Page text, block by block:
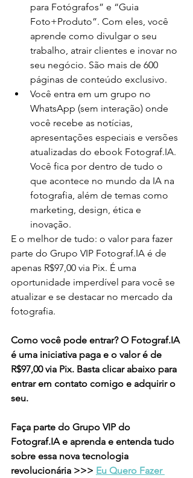
para Fotógrafos” e “Guia
Foto+Produto”. Com eles, você
aprende como divulgar o seu
trabalho, atrair clientes e inovar no
seu negócio. São mais de 600
páginas de conteúdo exclusivo.
Você entra em um grupo no
WhatsApp (sem interação) onde
você recebe as notícias,
apresentações especiais e versões
atualizadas do ebook Fotograf.IA.
Você fica por dentro de tudo o
que acontece no mundo da IA na
fotografia, além de temas como
marketing, design, ética e
inovação.
E o melhor de tudo: o valor para fazer
parte do Grupo VIP Fotograf.IA é de
apenas R$97,00 via Pix. É uma
oportunidade imperdível para você se
atualizar e se destacar no mercado da
fotografia.
Como você pode entrar? O Fotograf.IA
é uma iniciativa paga e o valor é de
R$97,00 via Pix. Basta clicar abaixo para
entrar em contato comigo e adquirir o
seu.
Faça parte do Grupo VIP do
Fotograf.IA e aprenda e entenda tudo
sobre essa nova tecnologia
revolucionária >>> Eu Quero Fazer